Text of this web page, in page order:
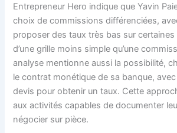
Entrepreneur Hero indique que Yavin
choix de commissions différenciées,
proposer des taux très bas sur certaines
d’une grille moins simple qu’une
analyse mentionne aussi la possibilité,
le contrat monétique de sa banque,
devis pour obtenir un taux. Cette
aux activités capables de documenter
négocier sur pièce.